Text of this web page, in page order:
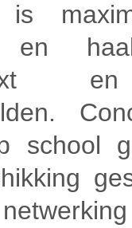
is
en
school